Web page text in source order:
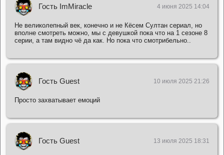
Гость ImMiracle 4 июня 2025 14:04
Не великолепный век, конечно и не Кёсем Султан сериал, но
вполне смотреть можно, мы с девушкой пока что на 1 сезоне 8
серии, а там видно чё да как. Но пока что смотрибельно..
Гость Guest 10 июля 2025 21:26
Просто захватывает емоций
Гость Guest 13 июля 2025 18:31